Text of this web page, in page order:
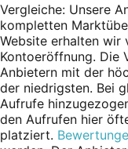
Vergleiche: Unsere
kompletten
Website erhalten wir
Kontoeröffnung. Die
Anbietern mit der
der niedrigsten. Bei
Aufrufe
den Aufrufen hier
platziert.